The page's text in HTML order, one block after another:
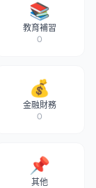
📚
教育補習
0
💰
金融財務
0
📌
其他